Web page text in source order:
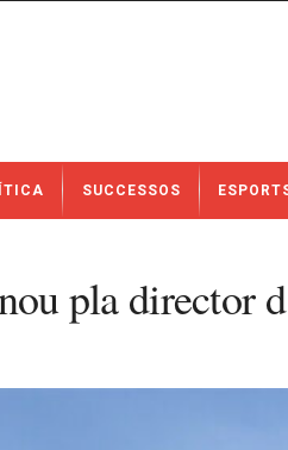
SUCCESSOS
pla director